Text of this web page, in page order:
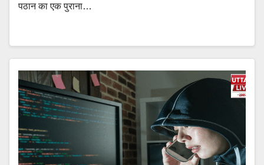
पठान का एक पुराना…